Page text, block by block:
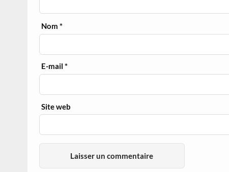
Nom*
E-mail*
Site web